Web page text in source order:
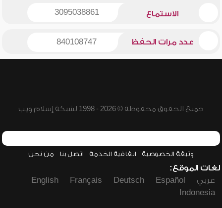
الاستماع 3095038861
عدد مرات الحفظ 840108747
جميع الحقوق محفوظة © 2026 - 1998 لشبكة إسلام ويب
وثيقة الخصوصية اتفاقية الخدمة اتصل بنا من نحن
لغات الموقع:
عربي
Español
Deutsch
Français
English
Indonesia